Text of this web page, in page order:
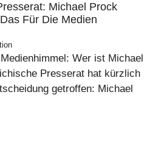
Michael Prock
Für Die Medien
Wer ist Michael
Presserat hat kürzlich
getroffen: Michael